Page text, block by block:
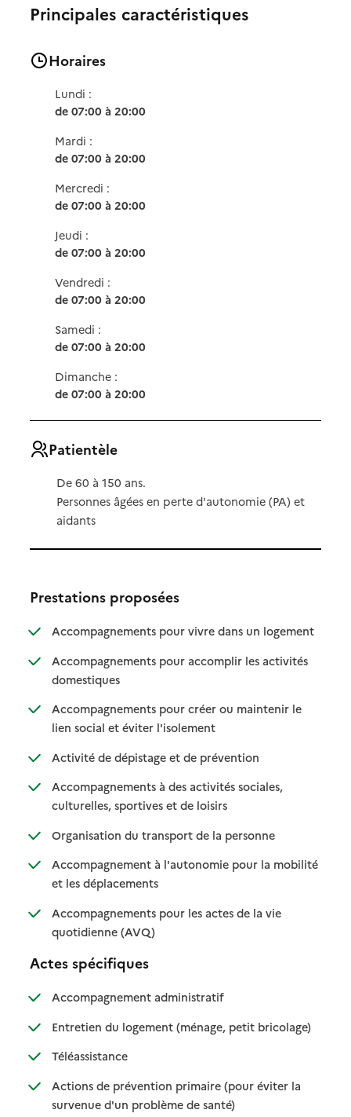
Principales caractéristiques
Horaires
Lundi :
de 07:00 à 20:00
Mardi :
de 07:00 à 20:00
Mercredi :
de 07:00 à 20:00
Jeudi :
de 07:00 à 20:00
Vendredi :
de 07:00 à 20:00
Samedi :
de 07:00 à 20:00
Dimanche :
de 07:00 à 20:00
Patientèle
De 60 à 150 ans.
Personnes âgées en perte d'autonomie (PA) et
aidants
Prestations proposées
Accompagnements pour vivre dans un logement
:
: non
Accompagnements pour accomplir les activités
domestiques: disponible
: non disponible
Accompagnements pour créer ou maintenir le
lien social et éviter l'isolement: disponible
: non disponible
Activité de dépistage et de prévention: disponible
: non disponible
Accompagnements à des activités sociales,
culturelles, sportives et de loisirs: disponible
: non disponible
Organisation du transport de la personne: disponible
: non disponible
Accompagnement à l'autonomie pour la mobilité
et les déplacements: disponible
: non disponible
Accompagnements pour les actes de la vie
quotidienne (AVQ): disponible
: non disponible
Actes spécifiques
Accompagnement administratif: disponible
: non disponible
Entretien du logement (ménage, petit bricolage): disponible
: non
Téléassistance: disponible
: non disponible
Actions de prévention primaire (pour éviter la
survenue d'un problème de santé): disponible
: non disponible